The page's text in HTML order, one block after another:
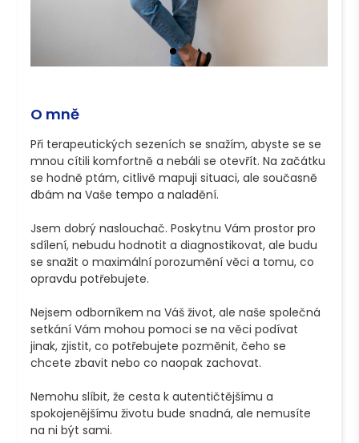
O mně
Při terapeutických sezeních se snažím, abyste se se
mnou cítili komfortně a nebáli se otevřít. Na začátku
se hodně ptám, citlivě mapuji situaci, ale současně
dbám na Vaše tempo a naladění.
Jsem dobrý naslouchač. Poskytnu Vám prostor pro
sdílení, nebudu hodnotit a diagnostikovat, ale budu
se snažit o maximální porozumění věci a tomu, co
opravdu potřebujete.
Nejsem odborníkem na Váš život, ale naše společná
setkání Vám mohou pomoci se na věci podívat
jinak, zjistit, co potřebujete pozměnit, čeho se
chcete zbavit nebo co naopak zachovat.
Nemohu slíbit, že cesta k autentičtějšímu a
spokojenějšímu životu bude snadná, ale nemusíte
na ni být sami.